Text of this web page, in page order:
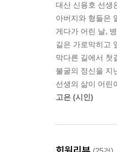
“우리 교보생명
앞장서야 한다는
보세요. 나아가
서점은 반드시 열
(교보빌딩 지하
길을 찾는다!
길이 없으면 만들
대산 신용호 선생
아버지와 형들은
게다가 어린 날,
길은 가로막히고
막다른 길에서 첫
불굴의 정신을 지
선생의 삶이 어린
고은 (시인)